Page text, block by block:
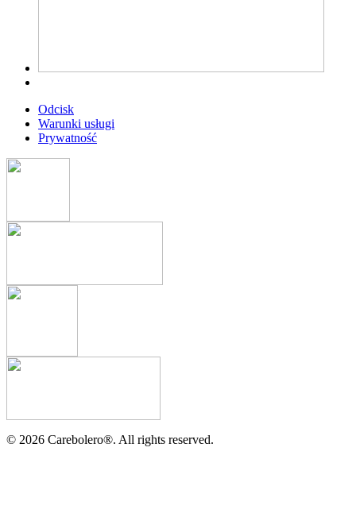
Odcisk
Warunki usługi
Prywatność
© 2026 Carebolero®. All rights reserved.